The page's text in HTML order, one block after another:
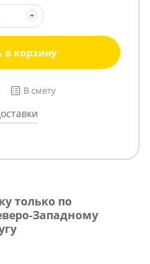
в корзину
В смету
только по
Западному